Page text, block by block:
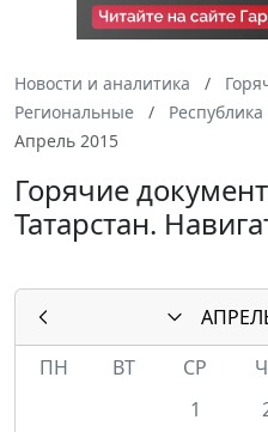
Новости и аналитика
Региональные
Апрель 2015
Горячие
Татарстан.
ПН
ВТ СР
1